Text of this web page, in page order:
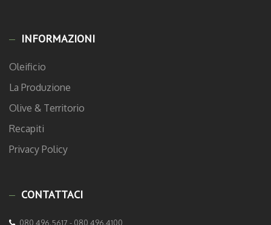
INFORMAZIONI
Oleificio
La Produzione
Olive & Territorio
Recapiti
Privacy Policy
CONTATTACI
080 496.5617 - 080 496.4100